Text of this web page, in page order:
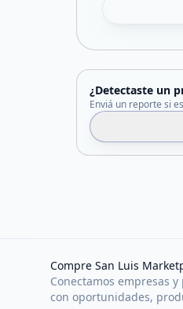
¿Detectaste un
Enviá un reporte si
Compre San Luis
Conectamos empresas
con oportunidades,